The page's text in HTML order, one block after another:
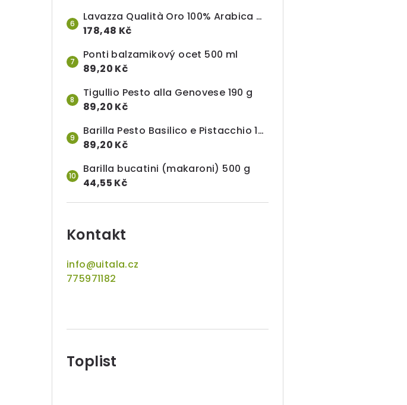
Lavazza Qualità Oro 100% Arabica mletá káva 250 g
178,48 Kč
Ponti balzamikový ocet 500 ml
89,20 Kč
Tigullio Pesto alla Genovese 190 g
89,20 Kč
Barilla Pesto Basilico e Pistacchio 190 g
89,20 Kč
Barilla bucatini (makaroni) 500 g
44,55 Kč
Kontakt
info@uitala.cz
775971182
Toplist